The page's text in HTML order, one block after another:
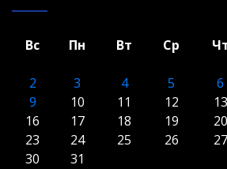
Вс Пн Вт Ср
2
3 4 5 6
9
10 11 12 13
16
17 18 19 20
23
24 25 26 27
30
31